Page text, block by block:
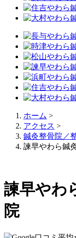
ホーム >
アクセス >
鍼灸整骨院／
諫早やわら鍼
諫早やわ
院